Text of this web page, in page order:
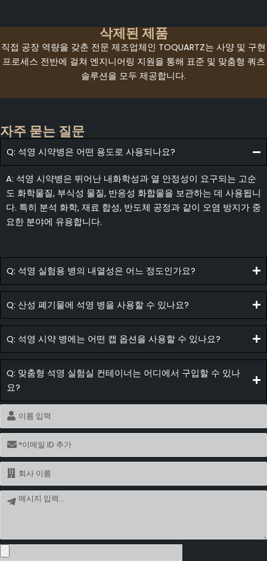
삭제된 제품
직접 공장 역량을 갖춘 전문 제조업체인 TOQUARTZ는 사양 및 구현
프로세스 전반에 걸쳐 엔지니어링 지원을 통해 표준 및 맞춤형 쿼츠
솔루션을 모두 제공합니다.
자주 묻는 질문
Q: 석영 시약병은 어떤 용도로 사용되나요?
A: 석영 시약병은 뛰어난 내화학성과 열 안정성이 요구되는 고순
도 화학물질, 부식성 물질, 반응성 화합물을 보관하는 데 사용됩니
다. 특히 분석 화학, 재료 합성, 반도체 공정과 같이 오염 방지가 중
요한 분야에 유용합니다.
Q: 석영 실험용 병의 내열성은 어느 정도인가요?
Q: 산성 폐기물에 석영 병을 사용할 수 있나요?
Q: 석영 시약 병에는 어떤 캡 옵션을 사용할 수 있나요?
Q: 맞춤형 석영 실험실 컨테이너는 어디에서 구입할 수 있나
요?
름
이
메
일
름